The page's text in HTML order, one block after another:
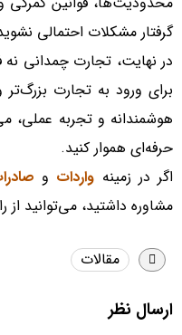
گرفتار مشکلات احتمالی
در نهایت، تجارت چمدانی
برای ورود به تجارت
هوشمندانه و تجربه عملی،
حرفه‌ای هموار کنید.
اگر در زمینه واردات و
مشاوره داشتید، می‌توانید از
مقالات
ارسال نظر